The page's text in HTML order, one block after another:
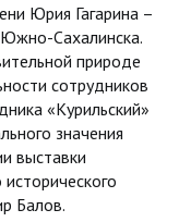
Юрия Гагарина –
Сахалинска.
природе
сотрудников
«Курильский»
значения
выставки
Балов.